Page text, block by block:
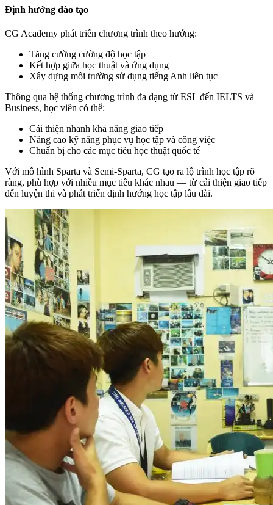
Định hướng đào tạo
CG Academy phát triển chương trình theo hướng:
Tăng cường cường độ học tập
Kết hợp giữa học thuật và ứng dụng
Xây dựng môi trường sử dụng tiếng Anh liên tục
Thông qua hệ thống chương trình đa dạng từ ESL đến IELTS và
Business, học viên có thể:
Cải thiện nhanh khả năng giao tiếp
Nâng cao kỹ năng phục vụ học tập và công việc
Chuẩn bị cho các mục tiêu học thuật quốc tế
Với mô hình Sparta và Semi-Sparta, CG tạo ra lộ trình học tập rõ
ràng, phù hợp với nhiều mục tiêu khác nhau — từ cải thiện giao tiếp
đến luyện thi và phát triển định hướng học tập lâu dài.